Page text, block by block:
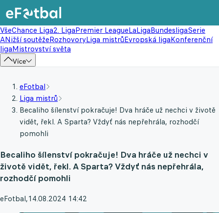
VšeChance Liga2. LigaPremier LeagueLaLigaBundesligaSerie
ANižší soutěžeRozhovoryLiga mistrůEvropská ligaKonferenční
ligaMistrovství světa
Více
eFotbal
Liga mistrů
Becaliho šílenství pokračuje! Dva hráče už nechci v životě
vidět, řekl. A Sparta? Vždyť nás nepřehrála, rozhodčí
pomohli
Becaliho šílenství pokračuje! Dva hráče už nechci v
životě vidět, řekl. A Sparta? Vždyť nás nepřehrála,
rozhodčí pomohli
eFotbal,14.08.2024 14:42